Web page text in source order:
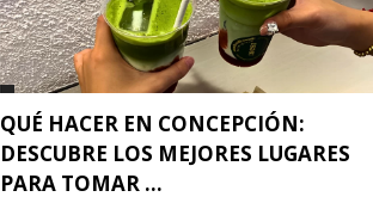
QUÉ HACER EN CONCEPCIÓN:
DESCUBRE LOS MEJORES LUGARES
PARA TOMAR ...